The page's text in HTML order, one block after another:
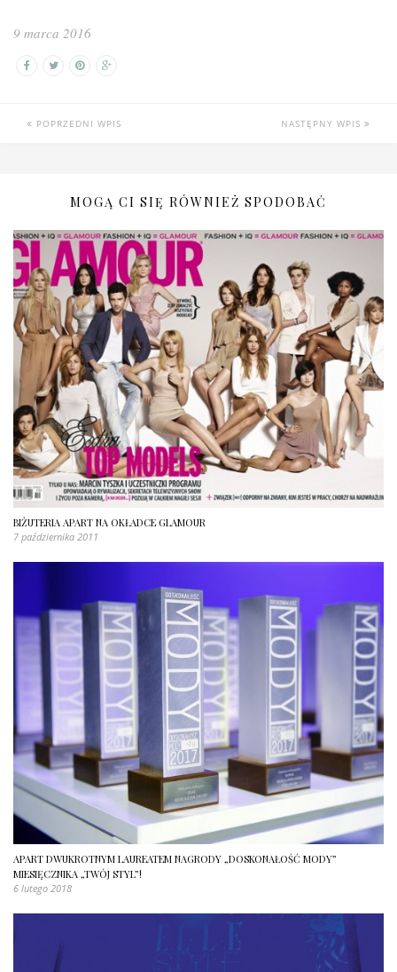
9 marca 2016
POPRZEDNI WPIS NASTĘPNY WPIS
MOGĄ CI SIĘ RÓWNIEŻ SPODOBAĆ
BIŻUTERIA APART NA OKŁADCE GLAMOUR
7 października 2011
APART DWUKROTNYM LAUREATEM NAGRODY „DOSKONAŁOŚĆ MODY”
MIESIĘCZNIKA „TWÓJ STYL”!
6 lutego 2018